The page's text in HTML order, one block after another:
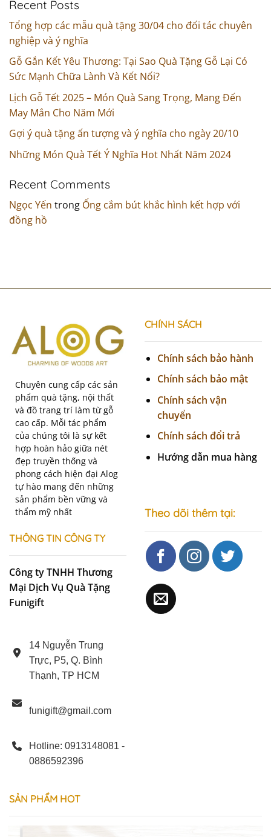
Recent Posts
Tổng hợp các mẫu quà tặng 30/04 cho đối tác chuyên
nghiệp và ý nghĩa
Gỗ Gắn Kết Yêu Thương: Tại Sao Quà Tặng Gỗ Lại Có
Sức Mạnh Chữa Lành Và Kết Nối?
Lịch Gỗ Tết 2025 – Món Quà Sang Trọng, Mang Đến
May Mắn Cho Năm Mới
Gợi ý quà tặng ấn tượng và ý nghĩa cho ngày 20/10
Những Món Quà Tết Ý Nghĩa Hot Nhất Năm 2024
Recent Comments
Ngọc Yến trong Ống cắm bút khắc hình kết hợp với
đồng hồ
Chuyên cung cấp các sản
phẩm quà tặng, nội thất
và đồ trang trí làm từ gỗ
cao cấp. Mỗi tác phẩm
của chúng tôi là sự kết
hợp hoàn hảo giữa nét
đẹp truyền thống và
phong cách hiện đại Alog
tự hào mang đến những
sản phẩm bền vững và
thẩm mỹ nhất
THÔNG TIN CÔNG TY
Công ty TNHH Thương
Mại Dịch Vụ Quà Tặng
Funigift
14 Nguyễn Trung
Trực, P5, Q. Bình
Thạnh, TP HCM
funigift@gmail.com
Hotline: 0913148081 -
0886592396
CHÍNH SÁCH
Chính sách bảo hành
Chính sách bảo mật
Chính sách vận
chuyển
Chính sách đổi trả
Hướng dẫn mua hàng
Theo dõi thêm tại:
SẢN PHẨM HOT